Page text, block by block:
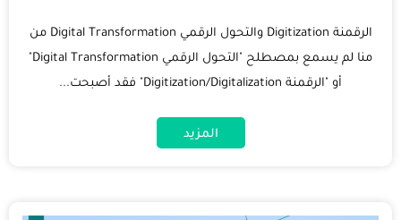
الرقمنة Digitization والتحول الرقمي Digital Transformation من
منا لم يسمع بمصطلح "التحول الرقمي Digital Transformation"
أو "الرقمنة Digitization/Digitalization" فقد أصبحت...
المزيد